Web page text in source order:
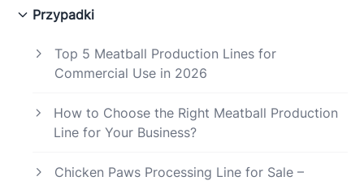
Przypadki
Top 5 Meatball Production Lines for
Commercial Use in 2026
How to Choose the Right Meatball Production
Line for Your Business?
Chicken Paws Processing Line for Sale –